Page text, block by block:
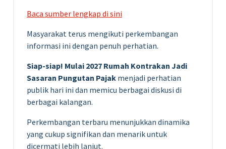
Baca sumber lengkap di sini
Masyarakat terus mengikuti perkembangan
informasi ini dengan penuh perhatian.
Siap-siap! Mulai 2027 Rumah Kontrakan Jadi
Sasaran Pungutan Pajak menjadi perhatian
publik hari ini dan memicu berbagai diskusi di
berbagai kalangan.
Perkembangan terbaru menunjukkan dinamika
yang cukup signifikan dan menarik untuk
dicermati lebih lanjut.